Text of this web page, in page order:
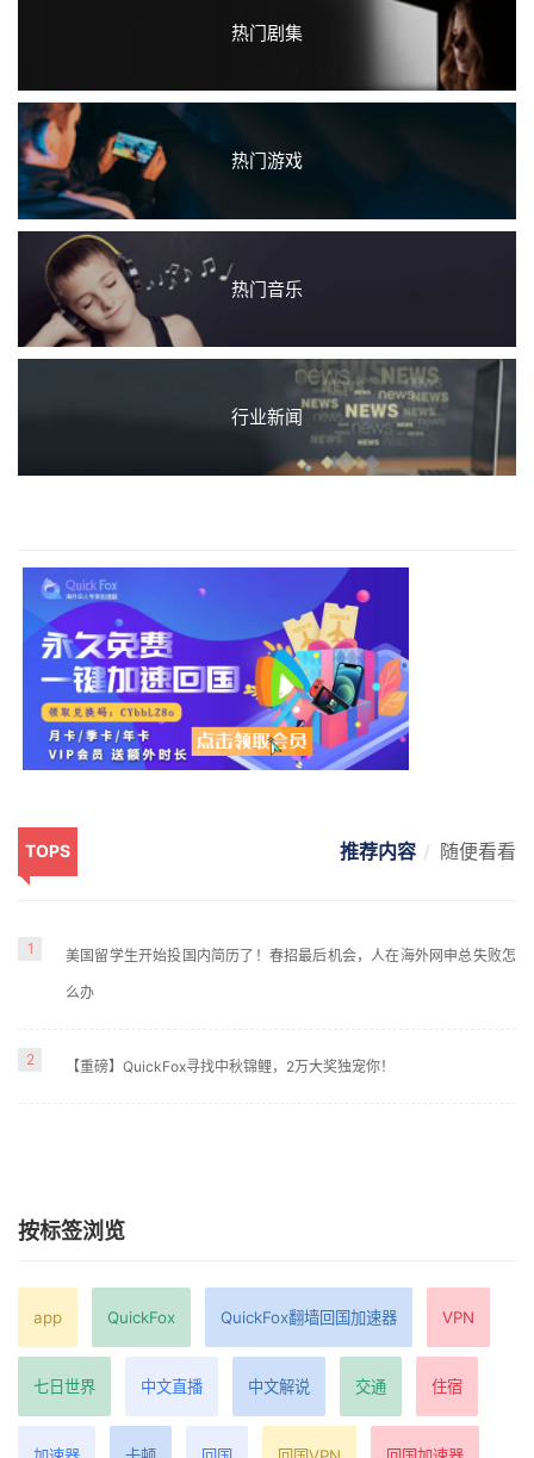
热门剧集
热门游戏
热门音乐
行业新闻
TOPS 推荐内容 随便看看
1 美国留学生开始投国内简历了！春招最后机会，人在海外网申总失败怎
么办
2 【重磅】QuickFox寻找中秋锦鲤，2万大奖独宠你！
按标签浏览
app QuickFox QuickFox翻墙回国加速器 VPN
七日世界 中文直播 中文解说 交通 住宿